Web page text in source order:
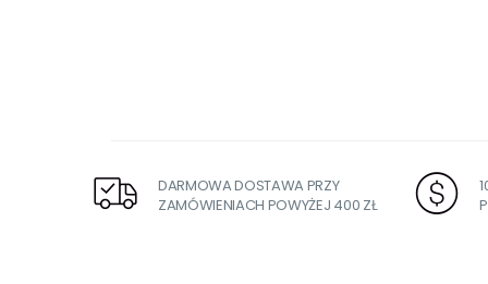
DARMOWA DOSTAWA PRZY
ZAMÓWIENIACH POWYŻEJ 400 ZŁ